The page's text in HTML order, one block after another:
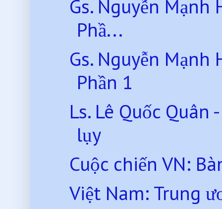
Gs. Nguyễn Mạnh
Phầ...
Gs. Nguyễn Mạnh
Phần 1
Ls. Lê Quốc
lụy
Cuộc chiến VN:
Việt Nam: Trung